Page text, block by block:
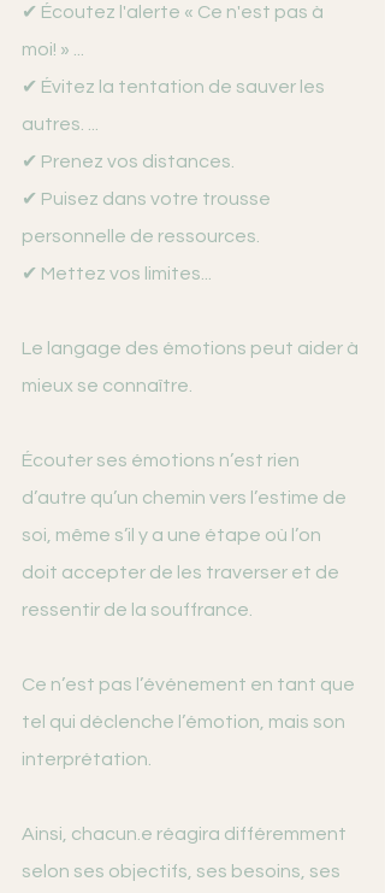
✔ Écoutez l'alerte « Ce n'est pas à
moi! » ...
✔ Évitez la tentation de sauver les
autres. ...
✔ Prenez vos distances.
✔ Puisez dans votre trousse
personnelle de ressources.
✔ Mettez vos limites...
Le langage des émotions peut aider à
mieux se connaître.
Écouter ses émotions n’est rien
d’autre qu’un chemin vers l’estime de
soi, même s’il y a une étape où l’on
doit accepter de les traverser et de
ressentir de la souffrance.
Ce n’est pas l’événement en tant que
tel qui déclenche l’émotion, mais son
interprétation.
Ainsi, chacun.e réagira différemment
selon ses objectifs, ses besoins, ses